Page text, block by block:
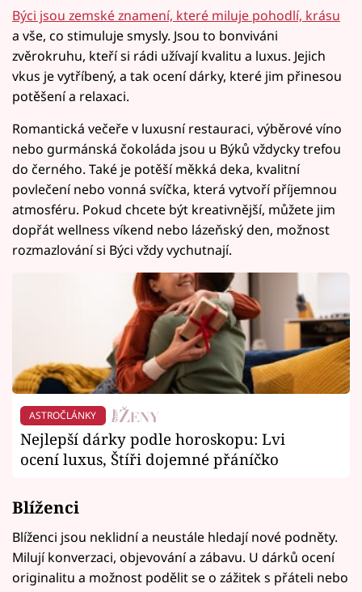
Býci jsou zemské znamení, které miluje pohodlí, krásu
a vše, co stimuluje smysly. Jsou to bonviváni
zvěrokruhu, kteří si rádi užívají kvalitu a luxus. Jejich
vkus je vytříbený, a tak ocení dárky, které jim přinesou
potěšení a relaxaci.
Romantická večeře v luxusní restauraci, výběrové víno
nebo gurmánská čokoláda jsou u Býků vždycky trefou
do černého. Také je potěší měkká deka, kvalitní
povlečení nebo vonná svíčka, která vytvoří příjemnou
atmosféru. Pokud chcete být kreativnější, můžete jim
dopřát wellness víkend nebo lázeňský den, možnost
rozmazlování si Býci vždy vychutnají.
ASTROČLÁNKY
Nejlepší dárky podle horoskopu: Lvi
ocení luxus, Štíři dojemné přáníčko
Blíženci
Blíženci jsou neklidní a neustále hledají nové podněty.
Milují konverzaci, objevování a zábavu. U dárků ocení
originalitu a možnost podělit se o zážitek s přáteli nebo